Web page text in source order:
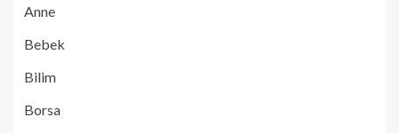
Anne
Bebek
Bilim
Borsa